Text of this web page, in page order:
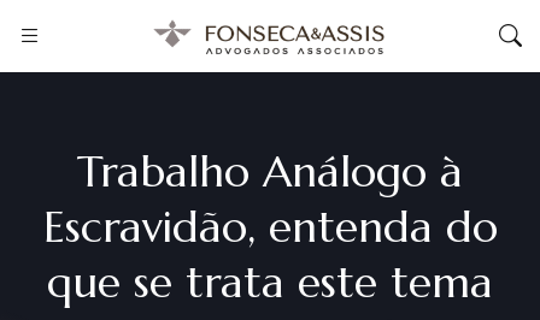
Trabalho Análogo à
Escravidão, entenda do
que se trata este tema